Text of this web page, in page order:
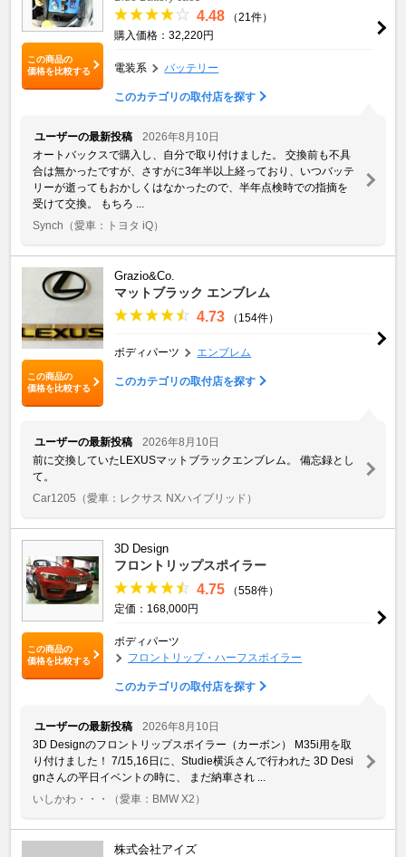
この商品の
価格を比較する
4.48
（21件）
購入価格：32,220円
電装系 バッテリー
このカテゴリの取付店を探す
ユーザーの最新投稿
2026年8月10日
オートバックスで購入し、自分で取り付けました。 交換前も不具
合は無かったですが、さすがに3年半以上経っており、いつバッテ
リーが逝ってもおかしくはなかったので、半年点検時での指摘を
受けて交換。 もちろ ...
Synch （愛車：トヨタ iQ）
この商品の
価格を比較する
Grazio&Co.
マットブラック エンブレム
4.73 （154件）
ボディパーツ エンブレム
このカテゴリの取付店を探す
ユーザーの最新投稿
2026年8月10日
前に交換していたLEXUSマットブラックエンブレム。 備忘録とし
て。
Car1205 （愛車：レクサス NXハイブリッド）
この商品の
価格を比較する
3D Design
フロントリップスポイラー
4.75
（558件）
定価：168,000円
ボディパーツ
フロントリップ・ハーフスポイラー
このカテゴリの取付店を探す
ユーザーの最新投稿
2026年8月10日
3D Designのフロントリップスポイラー（カーボン） M35i用を取
り付けました！ 7/15,16日に、Studie横浜さんで行われた 3D Desi
gnさんの平日イベントの時に、 まだ納車され ...
いしかわ・・・
（愛車：BMW X2）
株式会社アイズ